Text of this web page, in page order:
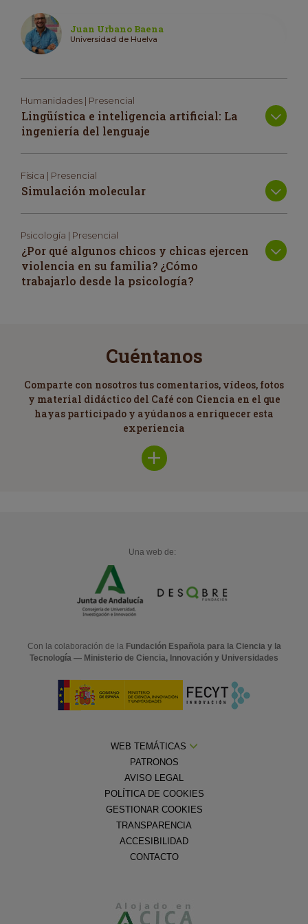
Juan Urbano Baena
Universidad de Huelva
Humanidades | Presencial
Lingüística e inteligencia artificial: La
ingeniería del lenguaje
Física | Presencial
Simulación molecular
Psicología | Presencial
¿Por qué algunos chicos y chicas ejercen
violencia en su familia? ¿Cómo
trabajarlo desde la psicología?
Cuéntanos
Comparte con nosotros tus comentarios, vídeos, fotos
y material didáctico del Café con Ciencia en el que
hayas participado y ayúdanos a enriquecer esta
experiencia
Una web de:
Con la colaboración de la Fundación Española para la Ciencia y la
Tecnología — Ministerio de Ciencia, Innovación y Universidades
WEB TEMÁTICAS
PATRONOS
AVISO LEGAL
POLÍTICA DE COOKIES
GESTIONAR COOKIES
TRANSPARENCIA
ACCESIBILIDAD
CONTACTO